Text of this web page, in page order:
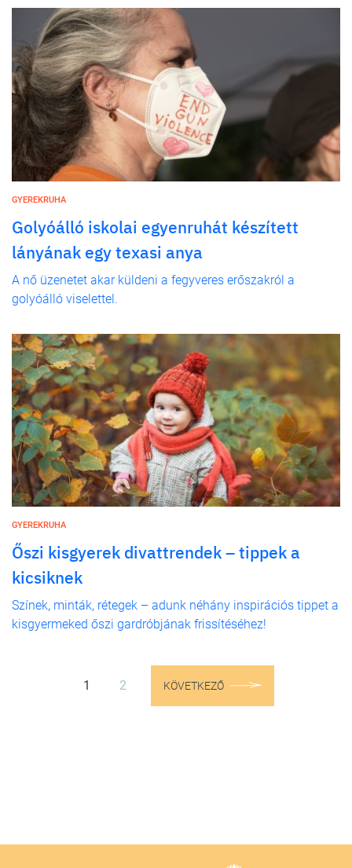
GYEREKRUHA
Golyóálló iskolai egyenruhát készített
lányának egy texasi anya
A nő üzenetet akar küldeni a fegyveres erőszakról a
golyóálló viselettel.
GYEREKRUHA
Őszi kisgyerek divattrendek – tippek a
kicsiknek
Színek, minták, rétegek – adunk néhány inspirációs tippet a
kisgyermeked őszi gardróbjának frissítéséhez!
1 2 KÖVETKEZŐ